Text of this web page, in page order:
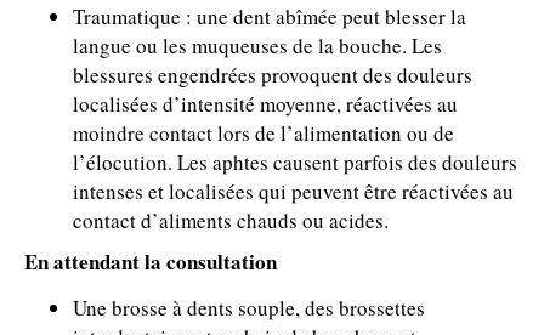
Traumatique : une dent abîmée peut blesser la
langue ou les muqueuses de la bouche. Les
blessures engendrées provoquent des douleurs
localisées d’intensité moyenne, réactivées au
moindre contact lors de l’alimentation ou de
l’élocution. Les aphtes causent parfois des douleurs
intenses et localisées qui peuvent être réactivées au
contact d’aliments chauds ou acides.
En attendant la consultation
Une brosse à dents souple, des brossettes